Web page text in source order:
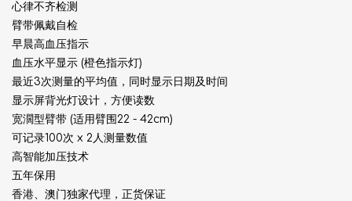
心律不齐检测
臂带佩戴自检
早晨高血压指示
血压水平显示 (橙色指示灯)
最近3次测量的平均值，同时显示日期及时间
显示屏背光灯设计，方便读数
宽濶型臂带 (适用臂围22 - 42cm)
可记录100次 x 2人测量数值​
高智能加压技术
五年保用
香港、澳门独家代理，正货保证